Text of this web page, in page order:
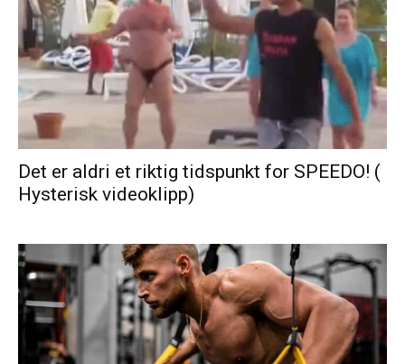
Det er aldri et riktig tidspunkt for SPEEDO! (
Hysterisk videoklipp)